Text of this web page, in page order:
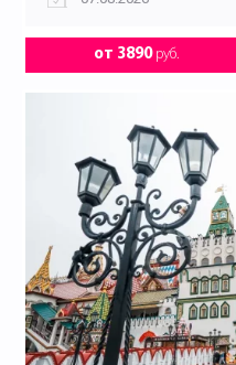
от 3890руб.